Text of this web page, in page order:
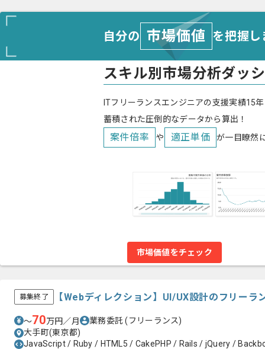
自分の 市場価値 を把握
スキル別市場分析ダッ
ITフリーランスエンジニアの支援実績15
蓄積された圧倒的なデータから算出！
案件倍率 や 適正単価 が一目瞭然
市場価値をチェック
募集終了 【Webディレクション】UI/UX設計のフリーラ
〜70万円／月 業務委託(フリーランス)
大手町(東京都)
JavaScript / Ruby / HTML5 / CakePHP / Rails / jQuery /